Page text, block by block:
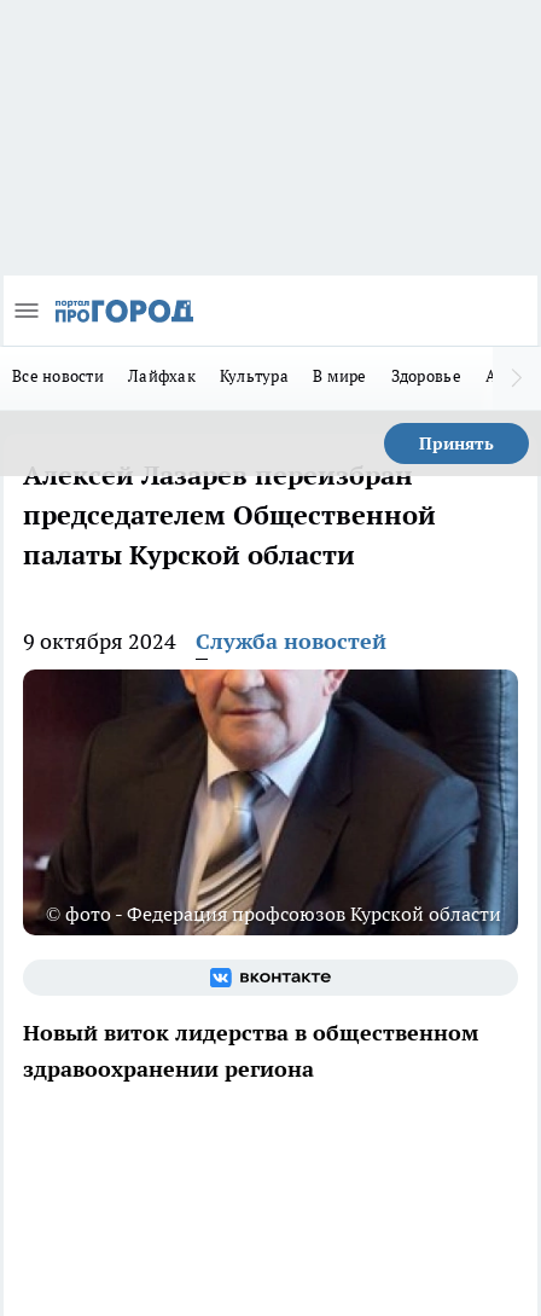
Все новости Лайфхак Культура В мире Здоровье Авто
Принять
Алексей Лазарев переизбран
председателем Общественной
палаты Курской области
9 октября 2024 Служба новостей
© фото - Федерация профсоюзов Курской области
Новый виток лидерства в общественном
здравоохранении региона